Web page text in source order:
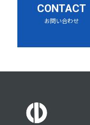
CONTACT
お問い合わせ